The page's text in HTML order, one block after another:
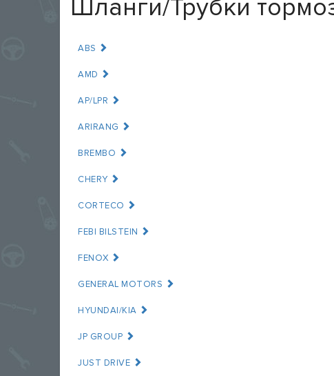
Шланги/Трубки
ABS
AMD
AP/LPR
ARIRANG
BREMBO
CHERY
CORTECO
FEBI BILSTEIN
FENOX
GENERAL MOTORS
HYUNDAI/KIA
JP GROUP
JUST DRIVE